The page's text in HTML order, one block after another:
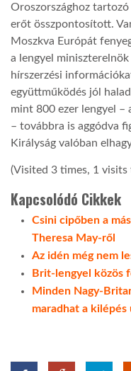
Oroszországhoz
erőt összpontosított.
Moszkva Európát
a lengyel
hírszerzési
együttműködés jól
mint 800 ezer lengyel –
– továbbra is aggódva
Királyság valóban
(Visited 3 times, 1 visits
Kapcsolódó Cikkek
Csini cipőben a
Theresa May-ről
Az idén még nem
Brit-lengyel közös
Minden Nagy-
maradhat a kilépés